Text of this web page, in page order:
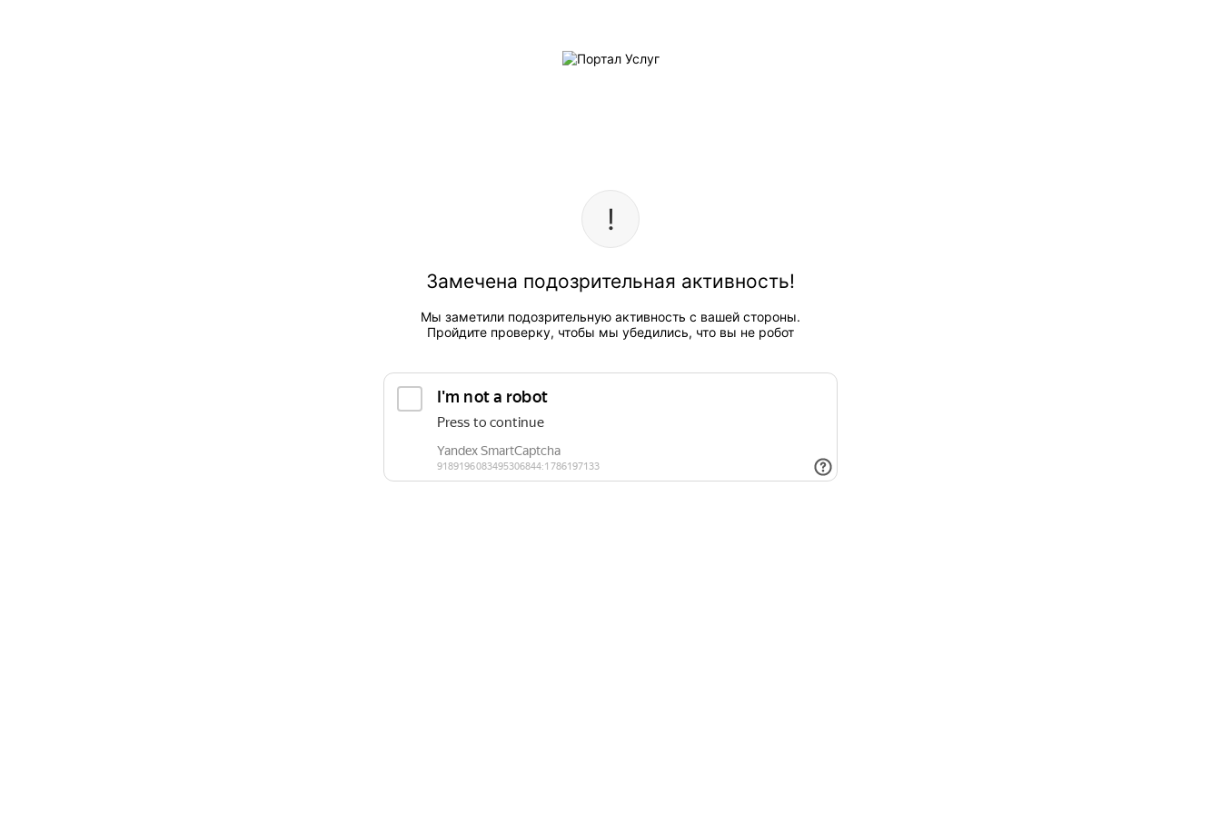
Замечена подозрительная активность!
Мы заметили подозрительную активность с вашей стороны.
Пройдите проверку, чтобы мы убедились, что вы не робот